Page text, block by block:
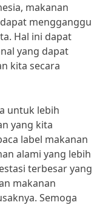
makanan
mengganggu
Hal ini dapat
yang dapat
kita secara
untuk lebih
yang kita
label makanan
alami yang lebih
terbesar yang
makanan
Semoga